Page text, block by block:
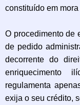
constituído em
O procedimento de
de pedido
decorrente do
enriquecimento
regulamenta
exija o seu crédito,